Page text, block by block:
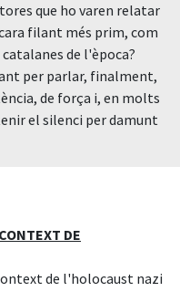
que ho varen relatar
filant més prim, com
de l'època?
per parlar, finalment,
de força i, en molts
el silenci per damunt
DE
de l'holocaust nazi